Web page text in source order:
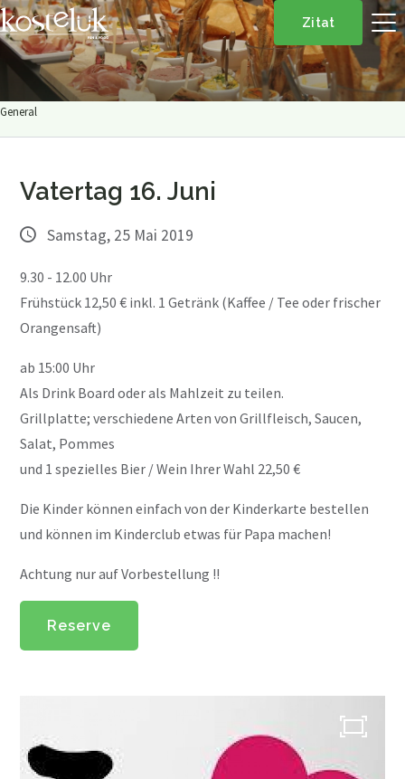
Zitat
Kindermenü
High Tea / High Wine
Tolle Partys
General
Vatertag 16. Juni
Samstag, 25 Mai 2019
9.30 - 12.00 Uhr
Frühstück 12,50 € inkl. 1 Getränk (Kaffee / Tee oder frischer
Orangensaft)
ab 15:00 Uhr
Als Drink Board oder als Mahlzeit zu teilen.
Grillplatte; verschiedene Arten von Grillfleisch, Saucen,
Salat, Pommes
und 1 spezielles Bier / Wein Ihrer Wahl 22,50 €
Die Kinder können einfach von der Kinderkarte bestellen
und können im Kinderclub etwas für Papa machen!
Achtung nur auf Vorbestellung !!
Reserve